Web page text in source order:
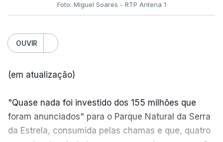
Foto: Miguel Soares - RTP Antena 1
OUVIR
(em atualização)
"Quase nada foi investido dos 155 milhões que
foram anunciados" para o Parque Natural da Serra
da Estrela, consumida pelas chamas e que, quatro